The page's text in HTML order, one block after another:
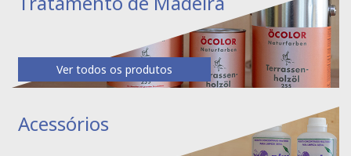
Ver todos os produtos
Acessórios